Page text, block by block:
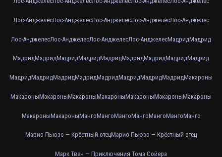
Лос-АнджелесЛос-АнджелесЛос-АнджелесЛос-АнджелесЛос-Анджелес
Лос-АнджелесЛос-АнджелесЛос-АнджелесЛос-АнджелесМадридМадрид
МадридМадридМадридМадридМадридМадридМадридМадридМадрид
МадридМадридМадридМадридМадридМадридМадридМадридМакароны
МакароныМакароныМакароныМакароныМакароныМакароныМакароны
МакароныМакароныМангоМангоМангоМангоМангоМангоМанго
Марио Пьюзо — Крёстный отецМарио Пьюзо — Крёстный отец
Марк Твен — Приключения Тома Сойера